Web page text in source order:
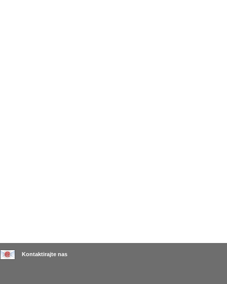
Kontaktirajte nas